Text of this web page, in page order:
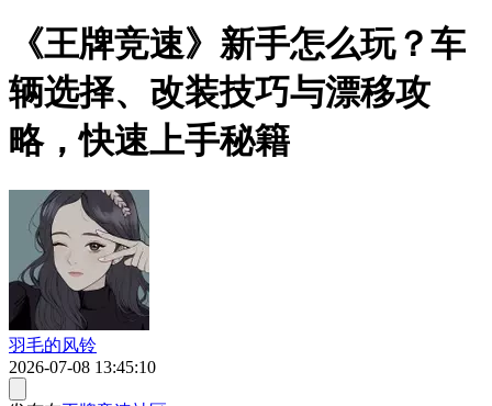
《王牌竞速》新手怎么玩？车
辆选择、改装技巧与漂移攻
略，快速上手秘籍
羽毛的风铃
2026-07-08 13:45:10